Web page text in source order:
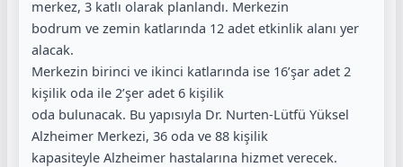
merkez, 3 katlı olarak planlandı. Merkezin
bodrum ve zemin katlarında 12 adet etkinlik alanı yer
alacak.
Merkezin birinci ve ikinci katlarında ise 16’şar adet 2
kişilik oda ile 2’şer adet 6 kişilik
oda bulunacak. Bu yapısıyla Dr. Nurten-Lütfü Yüksel
Alzheimer Merkezi, 36 oda ve 88 kişilik
kapasiteyle Alzheimer hastalarına hizmet verecek.